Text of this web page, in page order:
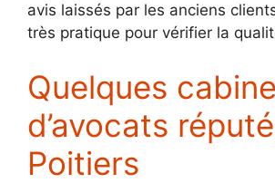
avis laissés par les anciens
très pratique pour vérifier la
Quelques
d’avocats
Poitiers